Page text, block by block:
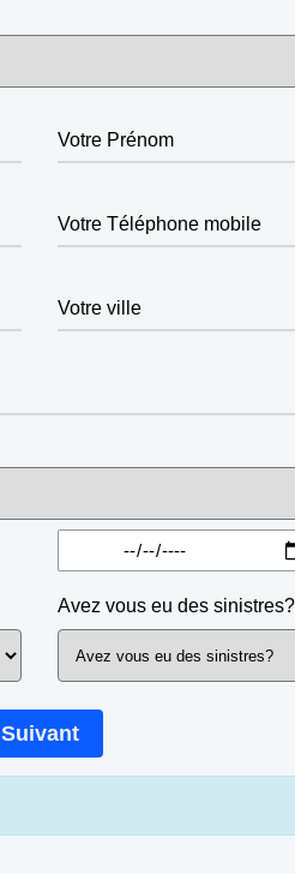
Votre Prénom
Votre Téléphone mobile
Votre ville
Avez vous eu des sinistres?
Suivant